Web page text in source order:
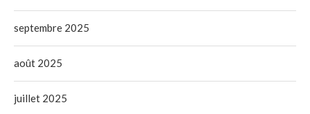
septembre 2025
août 2025
juillet 2025